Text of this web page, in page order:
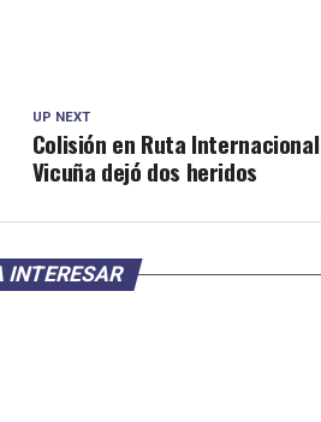
UP NEXT
Colisión en Ruta
Vicuña dejó dos heridos
INTERESAR